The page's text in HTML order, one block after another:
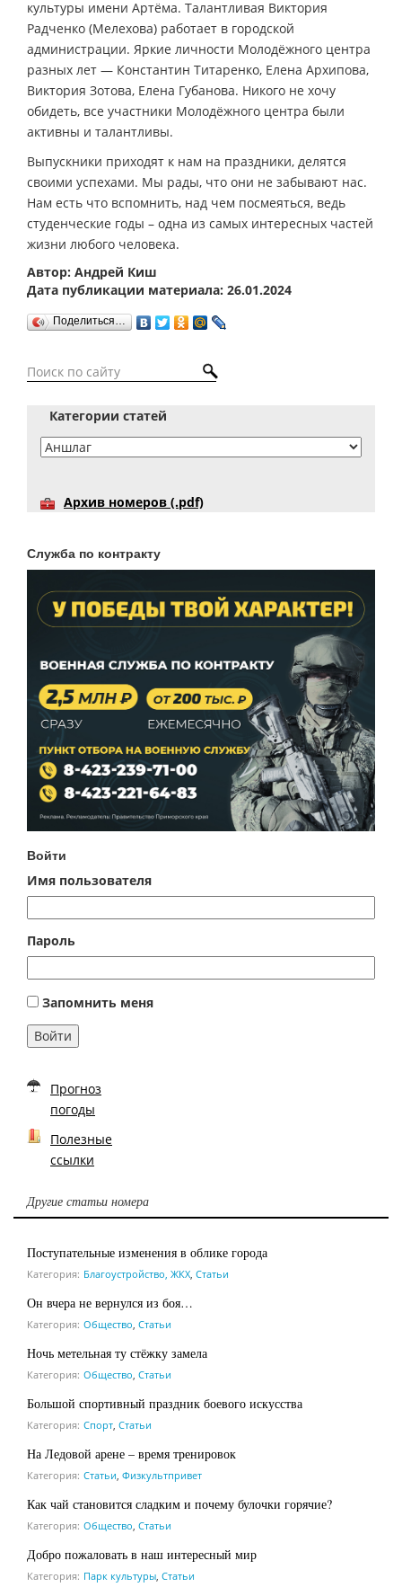
культуры имени Артёма. Талантливая Виктория
Радченко (Мелехова) работает в городской
администрации. Яркие личности Молодёжного центра
разных лет — Константин Титаренко, Елена Архипова,
Виктория Зотова, Елена Губанова. Никого не хочу
обидеть, все участники Молодёжного центра были
активны и талантливы.
Выпускники приходят к нам на праздники, делятся
своими успехами. Мы рады, что они не забывают нас.
Нам есть что вспомнить, над чем посмеяться, ведь
студенческие годы – одна из самых интересных частей
жизни любого человека.
Автор: Андрей Киш
Дата публикации материала: 26.01.2024
Поделиться…
Категории статей
Архив номеров (.pdf)
Служба по контракту
Войти
Имя пользователя
Пароль
Запомнить меня
Войти
Прогноз
погоды
Полезные
ссылки
Другие статьи номера
Поступательные изменения в облике города
Категория: Благоустройство, ЖКХ Статьи
Он вчера не вернулся из боя…
Категория: Общество Статьи
Ночь метельная ту стёжку замела
Категория: Общество Статьи
Большой спортивный праздник боевого искусства
Категория: Спорт Статьи
На Ледовой арене – время тренировок
Категория: Статьи Физкультпривет
Как чай становится сладким и почему булочки горячие?
Категория: Общество Статьи
Добро пожаловать в наш интересный мир
Категория: Парк культуры Статьи